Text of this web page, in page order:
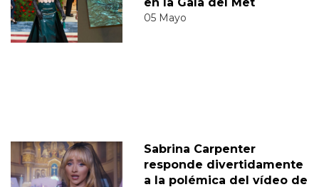
en la Gala del Met
05 Mayo
Sabrina Carpenter
responde divertidamente
a la polémica del vídeo de